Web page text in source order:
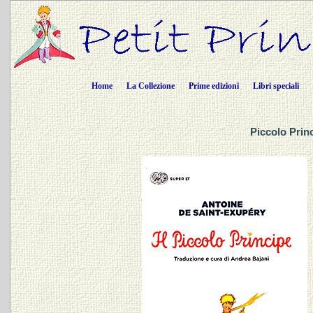
Home La Collezione Prime edizioni Libri speciali
Piccolo